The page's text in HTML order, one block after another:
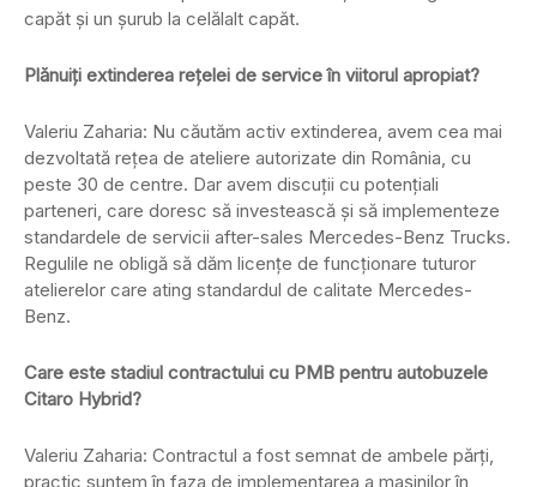
capăt și un șurub la celălalt capăt.
Plănuiți extinderea rețelei de service în viitorul apropiat?
Valeriu Zaharia: Nu căutăm activ extinderea, avem cea mai
dezvoltată rețea de ateliere autorizate din România, cu
peste 30 de centre. Dar avem discuții cu potențiali
parteneri, care doresc să investească și să implementeze
standardele de servicii after-sales Mercedes-Benz Trucks.
Regulile ne obligă să dăm licențe de funcționare tuturor
atelierelor care ating standardul de calitate Mercedes-
Benz.
Care este stadiul contractului cu PMB pentru autobuzele
Citaro Hybrid?
Valeriu Zaharia: Contractul a fost semnat de ambele părți,
practic suntem în faza de implementarea a mașinilor în